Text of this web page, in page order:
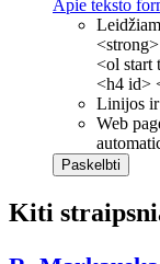
Apie teksto
<ol start
<h4 id>
Linijos ir
Web
Kiti